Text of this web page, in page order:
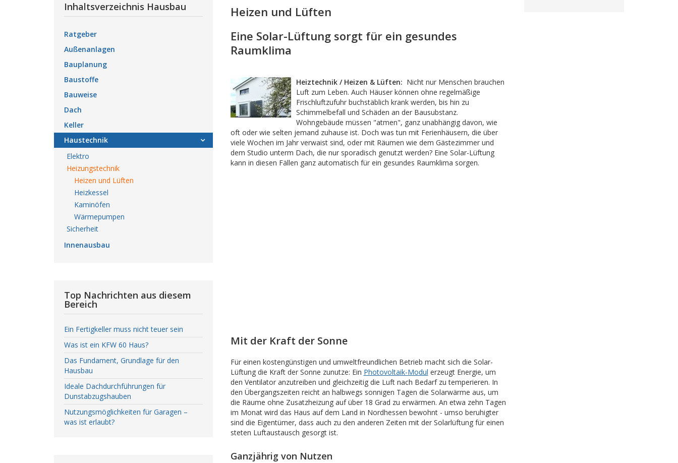
Heizen und Lüften
Eine Solar-Lüftung sorgt für ein gesundes
Raumklima
Heiztechnik / Heizen & Lüften: Nicht nur Menschen brauchen
Luft zum Leben. Auch Häuser können ohne regelmäßige
Frischluftzufuhr buchstäblich krank werden, bis hin zu
Schimmelbefall und Schäden an der Bausubstanz.
Wohngebäude müssen "atmen", ganz unabhängig davon, wie
oft oder wie selten jemand zuhause ist. Doch was tun mit Ferienhäusern, die über
viele Wochen im Jahr verwaist sind, oder mit Räumen wie dem Gästezimmer und
dem Studio unterm Dach, die nur sporadisch genutzt werden? Eine Solar-Lüftung
kann in diesen Fällen ganz automatisch für ein gesundes Raumklima sorgen.
Mit der Kraft der Sonne
Für einen kostengünstigen und umweltfreundlichen Betrieb macht sich die Solar-
Lüftung die Kraft der Sonne zunutze: Ein Photovoltaik-Modul erzeugt Energie, um
den Ventilator anzutreiben und gleichzeitig die Luft nach Bedarf zu temperieren. In
den Übergangszeiten reicht an halbwegs sonnigen Tagen die Solarwärme aus, um
die Räume ohne Zusatzheizung auf über 18 Grad zu erwärmen. An etwa zehn Tagen
im Monat wird das Haus auf dem Land in Nordhessen bewohnt - umso beruhigter
sind die Eigentümer, dass auch zu den anderen Zeiten mit der Solarlüftung für einen
steten Luftaustausch gesorgt ist.
Ganzjährig von Nutzen
Inhaltsverzeichnis Hausbau
Ratgeber
Außenanlagen
Bauplanung
Baustoffe
Bauweise
Dach
Keller
Haustechnik
Elektro
Heizungstechnik
Heizen und Lüften
Heizkessel
Kaminöfen
Wärmepumpen
Sicherheit
Innenausbau
Top Nachrichten aus diesem
Bereich
Ein Fertigkeller muss nicht teuer sein
Was ist ein KFW 60 Haus?
Das Fundament, Grundlage für den
Hausbau
Ideale Dachdurchführungen für
Dunstabzugshauben
Nutzungsmöglichkeiten für Garagen –
was ist erlaubt?